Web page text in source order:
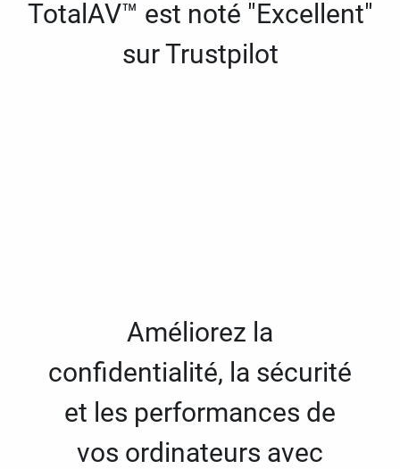
TotalAV™ est noté "Excellent"
sur Trustpilot
Améliorez la
confidentialité, la sécurité
et les performances de
vos ordinateurs avec